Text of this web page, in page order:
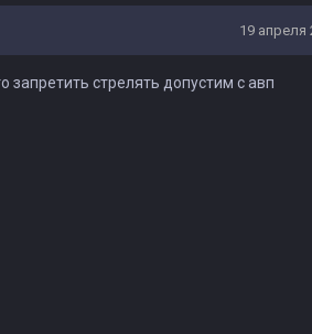
19 апреля
запретить стрелять допустим с авп